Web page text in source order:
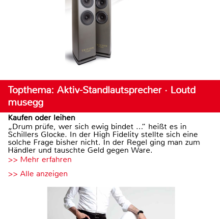
Topthema: Aktiv-Standlautsprecher · Loutd
musegg
Kaufen oder leihen
„Drum prüfe, wer sich ewig bindet ...“ heißt es in
Schillers Glocke. In der High Fidelity stellte sich eine
solche Frage bisher nicht. In der Regel ging man zum
Händler und tauschte Geld gegen Ware.
>> Mehr erfahren
>> Alle anzeigen